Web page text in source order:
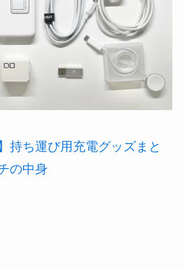
持ち運び用充電グッズまと
の中身